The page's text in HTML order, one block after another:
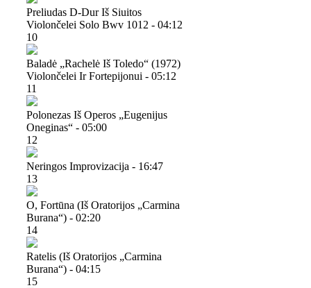
Preliudas D-Dur Iš Siuitos
Violončelei Solo Bwv 1012 - 04:12
10
Baladė „rachelė Iš Toledo“ (1972)
Violončelei Ir Fortepijonui - 05:12
11
Polonezas Iš Operos „eugenijus
Oneginas“ - 05:00
12
Neringos Improvizacija - 16:47
13
O, Fortūna (iš Oratorijos „carmina
Burana“) - 02:20
14
Ratelis (iš Oratorijos „carmina
Burana“) - 04:15
15